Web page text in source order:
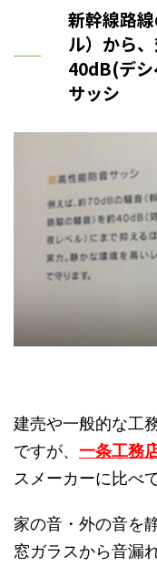
新幹線路
ル）から
40dB(デシ
サッシ
建売や一般的な工
ですが、 一条工務
スメーカーに比べ
家の音・外の音を
窓ガラスから音漏